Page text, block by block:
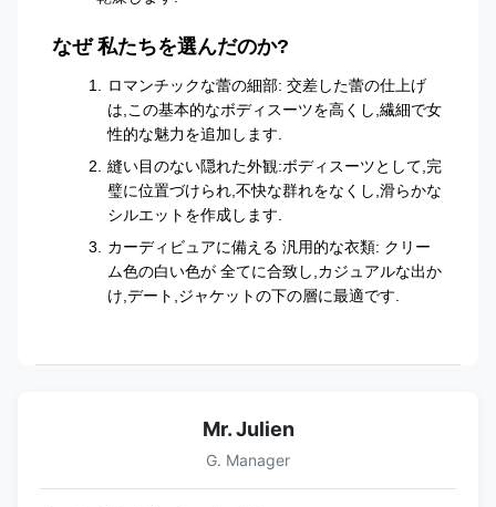
なぜ 私たちを選んだのか?
ロマンチックな蕾の細部: 交差した蕾の仕上げ
は,この基本的なボディスーツを高くし,繊細で女
性的な魅力を追加します.
縫い目のない隠れた外観:ボディスーツとして,完
璧に位置づけられ,不快な群れをなくし,滑らかな
シルエットを作成します.
カーディビュアに備える 汎用的な衣類: クリー
ム色の白い色が 全てに合致し,カジュアルな出か
け,デート,ジャケットの下の層に最適です.
Mr. Julien
G. Manager